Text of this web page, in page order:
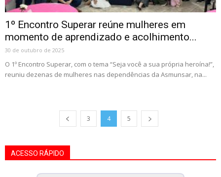
1º Encontro Superar reúne mulheres em
momento de aprendizado e acolhimento...
30 de outubro de 2025
O 1º Encontro Superar, com o tema “Seja você a sua própria heroína!”,
reuniu dezenas de mulheres nas dependências da Asmunsar, na...
3 4 5
ACESSO RÁPIDO